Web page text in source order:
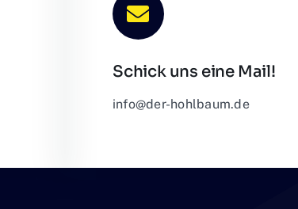
Schick uns eine Mail!
info@der-hohlbaum.de